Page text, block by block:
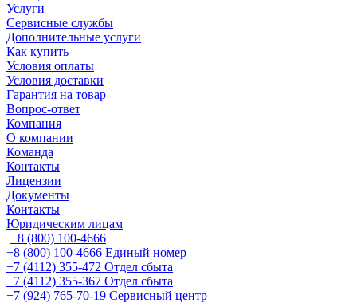
Услуги
Сервисные службы
Дополнительные услуги
Как купить
Условия оплаты
Условия доставки
Гарантия на товар
Вопрос-ответ
Компания
О компании
Команда
Контакты
Лицензии
Документы
Контакты
Юридическим лицам
+8 (800) 100-4666
+8 (800) 100-4666 Единый номер
+7 (4112) 355-472 Отдел сбыта
+7 (4112) 355-367 Отдел сбыта
+7 (924) 765-70-19 Сервисный центр